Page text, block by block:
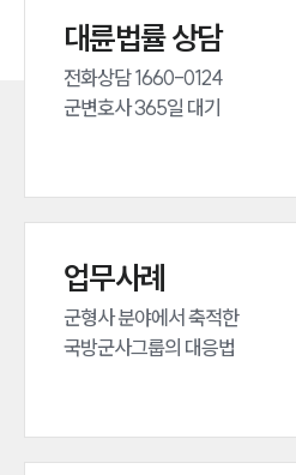
대륜법률 상담
전화상담 1660-0124
군변호사 365일 대기
업무사례
군형사 분야에서 축적한
국방군사그룹의 대응법